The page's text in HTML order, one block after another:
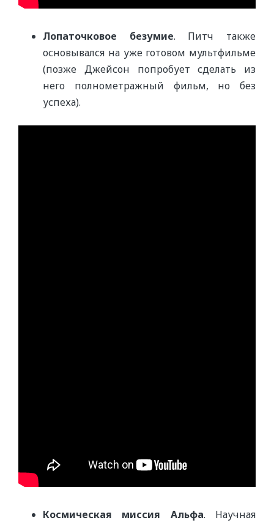
Лопаточковое безумие. Питч также
основывался на уже готовом мультфильме
(позже Джейсон попробует сделать из
него полнометражный фильм, но без
успеха).
Космическая миссия Альфа. Научная